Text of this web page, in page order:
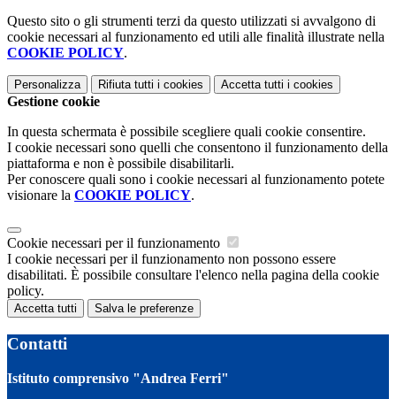
Questo sito o gli strumenti terzi da questo utilizzati si avvalgono di
cookie necessari al funzionamento ed utili alle finalità illustrate nella
COOKIE POLICY.
Personalizza Rifiuta tutti i cookies Accetta tutti i cookies
Gestione cookie
In questa schermata è possibile scegliere quali cookie consentire.
I cookie necessari sono quelli che consentono il funzionamento della
piattaforma e non è possibile disabilitarli.
Per conoscere quali sono i cookie necessari al funzionamento potete
visionare la COOKIE POLICY.
Cookie necessari per il funzionamento
I cookie necessari per il funzionamento non possono essere
disabilitati. È possibile consultare l'elenco nella pagina della cookie
policy.
Accetta tutti Salva le preferenze
Contatti
Istituto comprensivo "Andrea Ferri"